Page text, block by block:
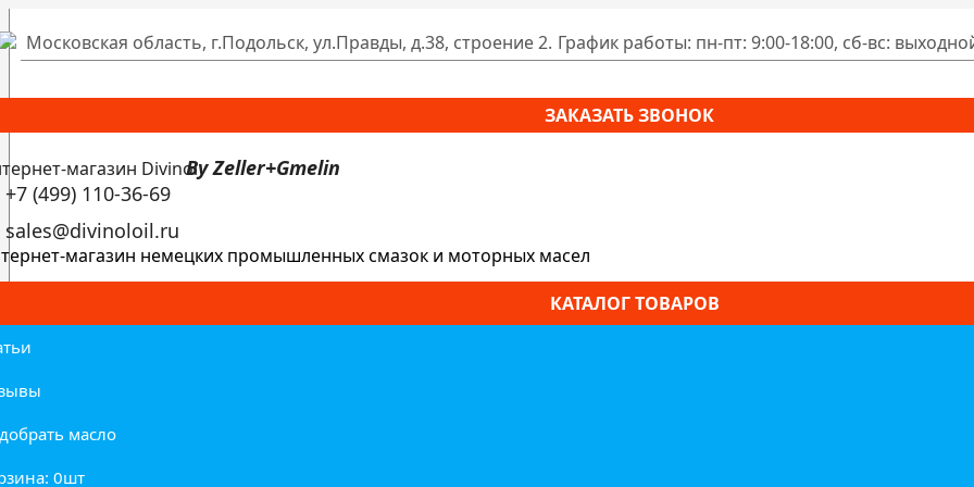
Московская область, г.Подольск, ул.Правды, д.38, строение 2. График работы: пн-пт: 9:00-18:00, сб-вс:
ЗАКАЗАТЬ ЗВОНОК
By Zeller+Gmelin
+7 (499) 110-36-69
sales@divinoloil.ru
магазин немецких промышленных смазок и моторных масел
КАТАЛОГ ТОВАРОВ
масло
0шт